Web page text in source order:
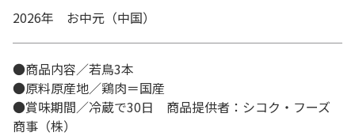
2026年 お中元（中国）
●商品内容／若鳥3本
●原料原産地／鶏肉＝国産
●賞味期間／冷蔵で30日 商品提供者：シコク・フーズ
商事（株）